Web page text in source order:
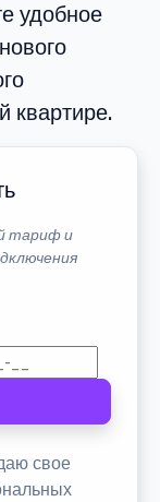
удобное
квартире.
тариф и
свое